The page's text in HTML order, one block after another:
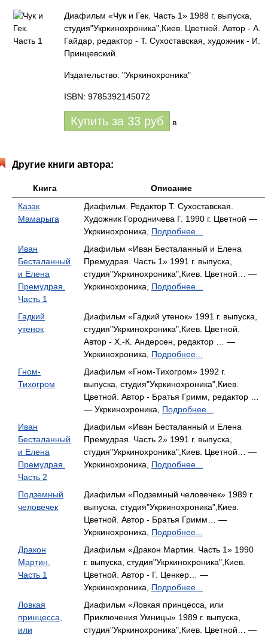
Диафильм «Чук и Гек. Часть 1» 1988 г. выпуска,
студия"Укркинохроника",Киев. Цветной. Автор - А.
Гайдар, редактор - Т. Сухоставская, художник - И.
Принцевский.
Издательство: "Укркинохроника"
ISBN: 9785392145072
Купить за 33 руб в
Другие книги автора:
Книга
Описание
Казак
Мамарыга
Диафильм. Редактор Т. Сухоставская.
Художник Городничева Г. 1990 г. Цветной —
Укркинохроника, Подробнее...
Иван
Бесталанный
и Елена
Премудрая.
Часть 1
Диафильм «Иван Бесталанный и Елена
Премудрая. Часть 1» 1991 г. выпуска,
студия"Укркинохроника",Киев. Цветной… —
Укркинохроника, Подробнее...
Гадкий
утенок
Диафильм «Гадкий утенок» 1991 г. выпуска,
студия"Укркинохроника",Киев. Цветной.
Автор - Х.-К. Андерсен, редактор … —
Укркинохроника, Подробнее...
Гном-
Тихогром
Диафильм «Гном-Тихогром» 1992 г.
выпуска, студия"Укркинохроника",Киев.
Цветной. Автор - Братья Гримм, редактор …
— Укркинохроника, Подробнее...
Иван
Бесталанный
и Елена
Премудрая.
Часть 2
Диафильм «Иван Бесталанный и Елена
Премудрая. Часть 2» 1991 г. выпуска,
студия"Укркинохроника",Киев. Цветной… —
Укркинохроника, Подробнее...
Подземный
человечек
Диафильм «Подземный человечек» 1989 г.
выпуска, студия"Укркинохроника",Киев.
Цветной. Автор - Братья Гримм… —
Укркинохроника, Подробнее...
Дракон
Мартин.
Часть 1
Диафильм «Дракон Мартин. Часть 1» 1990
г. выпуска, студия"Укркинохроника",Киев.
Цветной. Автор - Г. Ценкер… —
Укркинохроника, Подробнее...
Ловкая
принцесса,
или
Диафильм «Ловкая принцесса, или
Приключения Умницы» 1989 г. выпуска,
студия"Укркинохроника",Киев. Цветной… —